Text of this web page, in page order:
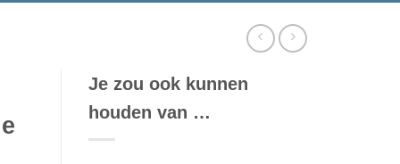
Je zou ook kunnen
houden van …